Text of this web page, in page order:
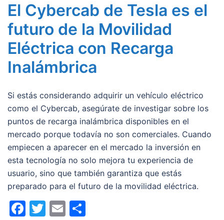
El Cybercab de Tesla es el
futuro de la Movilidad
Eléctrica con Recarga
Inalámbrica
Si estás considerando adquirir un vehículo eléctrico
como el Cybercab, asegúrate de investigar sobre los
puntos de recarga inalámbrica disponibles en el
mercado porque todavía no son comerciales. Cuando
empiecen a aparecer en el mercado la inversión en
esta tecnología no solo mejora tu experiencia de
usuario, sino que también garantiza que estás
preparado para el futuro de la movilidad eléctrica.
Facebook
Twitter
Email